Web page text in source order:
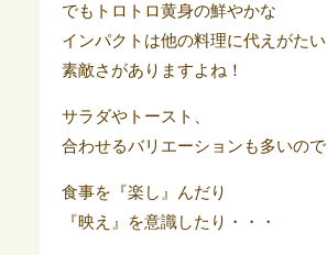
でもトロトロ黄身の鮮やかな
インパクトは他の料理に代えがたい
素敵さがありますよね！
サラダやトースト、
合わせるバリエーションも多いので
食事を『楽し』んだり
『映え』を意識したり・・・